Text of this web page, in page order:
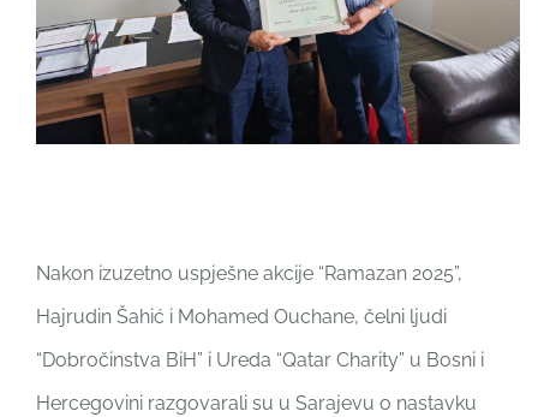
Nakon izuzetno uspješne akcije “Ramazan 2025”,
Hajrudin Šahić i Mohamed Ouchane, čelni ljudi
“Dobročinstva BiH” i Ureda “Qatar Charity” u Bosni i
Hercegovini razgovarali su u Sarajevu o nastavku